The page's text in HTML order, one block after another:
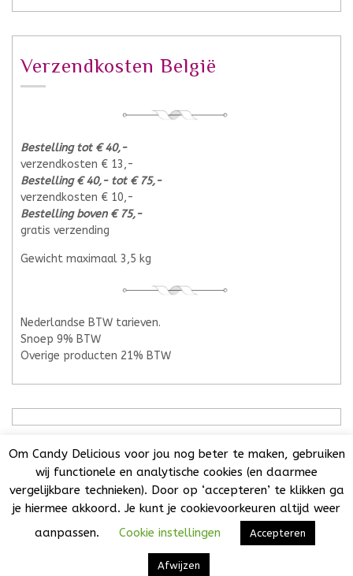
Verzendkosten België
Bestelling tot € 40,-
verzendkosten € 13,-
Bestelling € 40,- tot € 75,-
verzendkosten € 10,-
Bestelling boven € 75,-
gratis verzending
Gewicht maximaal 3,5 kg
Nederlandse BTW tarieven.
Snoep 9% BTW
Overige producten 21% BTW
Candy Delicious 2018-2025© | All Rights Reserved. | KvK:
73032808 | BTW NL001776860B44 | Het is niet toegestaan
teksten, foto's of enig onderdeel van deze website over te
nemen of te verspreiden zonder uitdrukkelijke
Ontworpen door
Om Candy Delicious voor jou nog beter te maken, gebruiken
wij functionele en analytische cookies (en daarmee
vergelijkbare technieken). Door op ‘accepteren’ te klikken ga
je hiermee akkoord. Je kunt je cookievoorkeuren altijd weer
aanpassen.
Cookie instellingen Accepteren
Afwijzen